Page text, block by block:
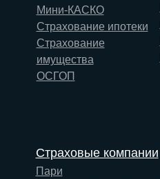
Страховые компании
Пари
Мини-КАСКО
Страхование ипотеки
Страхование
имущества
ОСГОП